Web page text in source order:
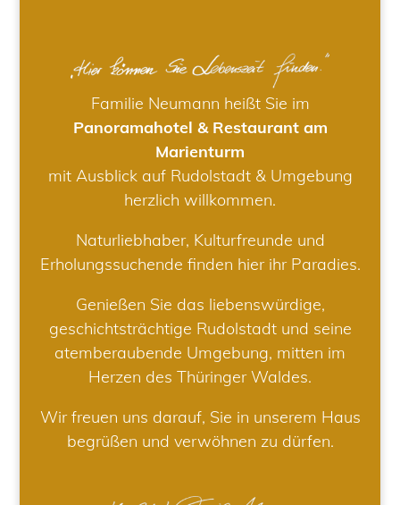
Familie Neumann heißt Sie im
Panoramahotel & Restaurant am
Marienturm
mit Ausblick auf Rudolstadt & Umgebung
herzlich willkommen.
Naturliebhaber, Kulturfreunde und
Erholungssuchende finden hier ihr Paradies.
Genießen Sie das liebenswürdige,
geschichtsträchtige Rudolstadt und seine
atemberaubende Umgebung, mitten im
Herzen des Thüringer Waldes.
Wir freuen uns darauf, Sie in unserem Haus
begrüßen und verwöhnen zu dürfen.